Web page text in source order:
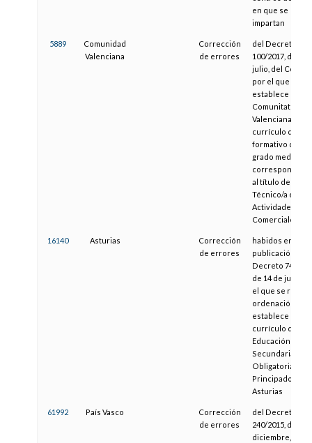
en que se
impartan
5889
Comunidad
Valenciana
Corrección
de errores
del Decreto
100/2017, de 21
julio, del
por el que se
establece para
Comunitat
Valenciana el
currículo del
formativo de
grado medio
al título de
Técnico/a en
Actividades
Comerciales
16140 Asturias
Corrección
de errores
habidos en la
publicación del
Decreto 74/
de 14 de junio,
el que se regula
ordenación y se
establece el
currículo de la
Educación
Secundaria
Obligatoria en
Principado de
Asturias
61992 País Vasco
Corrección
de errores
del Decreto
240/2015, de 22
diciembre, por